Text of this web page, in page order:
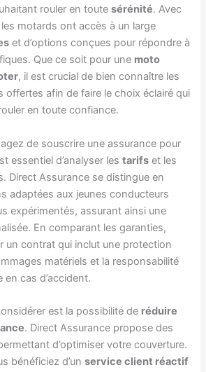
rouler en toutesérénité. Avec
les motards ont accès à un large
et d’options conçues pour répondre à
Que ce soit pour une moto
, il est crucial de bien connaître les
offertes afin de faire le choix éclairé qui
en toute confiance.
de souscrire une assurance pour
essentiel d’analyser lestarifs et les
Direct Assurance se distingue en
adaptées aux jeunes conducteurs
expérimentés, assurant ainsi une
En comparant les garanties,
un contrat qui inclut une protection
matériels et la responsabilité
cas d’accident.
est la possibilité de réduire
. Direct Assurance propose des
d’optimiser votre couverture.
bénéficiez d’unservice client réactif